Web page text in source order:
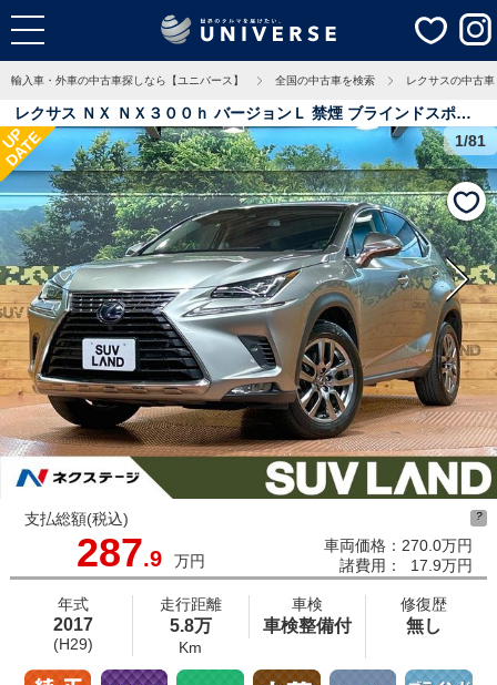
輸入車・外車の中古車探しなら【ユニバース】 全国の中古車を検索 レクサスの中古車
レクサス ＮＸ ＮＸ３００ｈ バージョンＬ 禁煙 ブラインドスポッ
トモニター １０型ナビ バックカメラ レーダークルーズ 赤革シー
ト シートベンチレーション ステアリングヒーター パドルシフト
電動リアゲート 三眼ＬＥＤヘッド オートハイビーム 5.8万Km 千
葉県
DATE 1/81
支払総額(税込)
287.9 万円
車両価格：
諸費用：
270.0万円
17.9万円
?
年式
2017
(H29)
走行距離
5.8万
Km
車検
車検整備付
修復歴
無し